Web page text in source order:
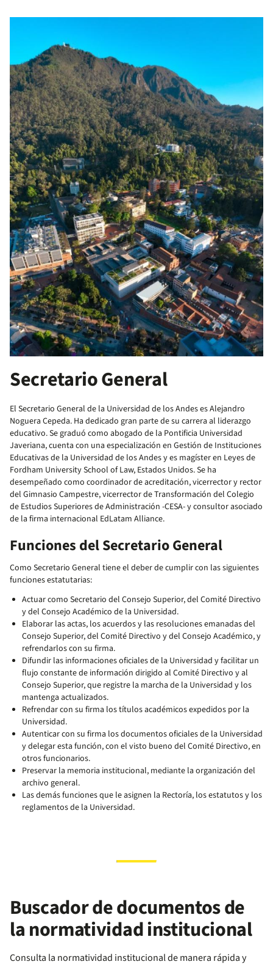
Secretario General
El Secretario General de la Universidad de los Andes es Alejandro
Noguera Cepeda. Ha dedicado gran parte de su carrera al liderazgo
educativo. Se graduó como abogado de la Pontificia Universidad
Javeriana, cuenta con una especialización en Gestión de Instituciones
Educativas de la Universidad de los Andes y es magíster en Leyes de
Fordham University School of Law, Estados Unidos. Se ha
desempeñado como coordinador de acreditación, vicerrector y rector
del Gimnasio Campestre, vicerrector de Transformación del Colegio
de Estudios Superiores de Administración -CESA- y consultor asociado
de la firma internacional EdLatam Alliance.
Funciones del Secretario General
Como Secretario General tiene el deber de cumplir con las siguientes
funciones estatutarias:
Actuar como Secretario del Consejo Superior, del Comité Directivo
y del Consejo Académico de la Universidad.
Elaborar las actas, los acuerdos y las resoluciones emanadas del
Consejo Superior, del Comité Directivo y del Consejo Académico, y
refrendarlos con su firma.
Difundir las informaciones oficiales de la Universidad y facilitar un
flujo constante de información dirigido al Comité Directivo y al
Consejo Superior, que registre la marcha de la Universidad y los
mantenga actualizados.
Refrendar con su firma los títulos académicos expedidos por la
Universidad.
Autenticar con su firma los documentos oficiales de la Universidad
y delegar esta función, con el visto bueno del Comité Directivo, en
otros funcionarios.
Preservar la memoria institucional, mediante la organización del
archivo general.
Las demás funciones que le asignen la Rectoría, los estatutos y los
reglamentos de la Universidad.
Buscador de documentos de
la normatividad institucional
Consulta la normatividad institucional de manera rápida y